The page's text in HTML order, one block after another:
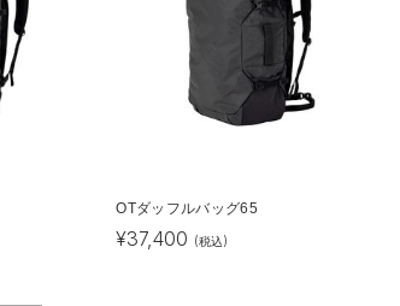
OTダッフルバッグ65
¥37,400 (税込)